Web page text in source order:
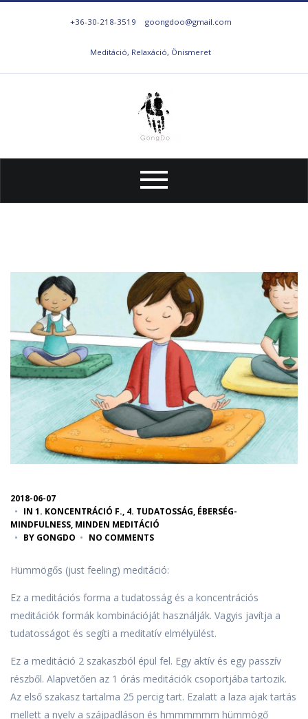
+36-30-218-3519 goongdoo@gmail.com
Meditáció, Relaxáció, Önismeret
2018-06-07
IN 1. KONCENTRÁCIÓ F., 4. TUDATOSSÁG, ÉBERSÉG-
MINDFULNESS, MINDEN MEDITÁCIÓ
BY GONGDO NO COMMENTS
Hümmögős (just feeling) meditáció:
Ez a meditációs forma a tudatosság és a koncentrációs
meditációk formák kombinációját használják. Vagyis javítja a
tudatosságot és segíti a meditatív elmélyülést.
Ez a meditáció 2 szakaszból épül fel. Egy aktív és egy passzív
részből. Alapvetően az 1 órás meditációk csoportjába tartozik.
Az első szakasz tartalma 25 percig tart. Ezalatt a laza ajak tartás
mellett a nyelv a szájpadláson és hmmmmmm hümmögő